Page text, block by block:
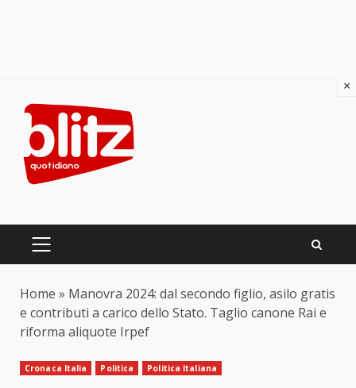
content
PRIMARY
Home » Manovra 2024: dal secondo figlio, asilo gratis
e contributi a carico dello Stato. Taglio canone Rai e
riforma aliquote Irpef
Cronaca Italia Politica Politica Italiana
×